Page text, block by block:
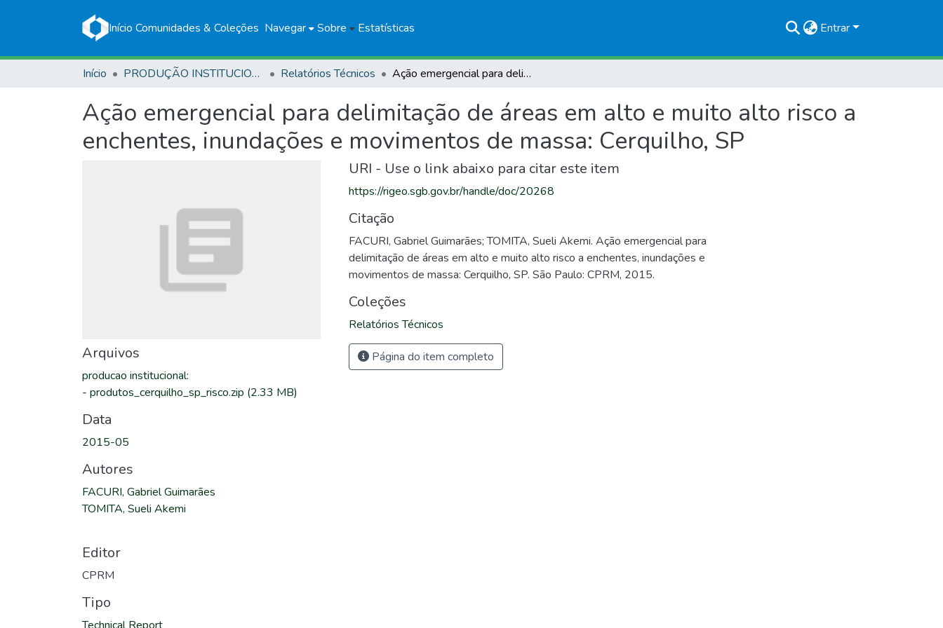
Início Comunidades & Coleções Navegar Sobre Estatísticas Entrar
Início PRODUÇÃO INSTITUCIONAL Relatórios Técnicos Ação emergencial para delimitação de áreas em alto e muito alto risco a enchentes, inundações e movimentos de massa: Cerquilho, SP
Ação emergencial para delimitação de áreas em alto e muito alto risco a
enchentes, inundações e movimentos de massa: Cerquilho, SP
Arquivos
producao institucional:
- produtos_cerquilho_sp_risco.zip (2.33 MB)
Data
2015-05
Autores
FACURI, Gabriel Guimarães
TOMITA, Sueli Akemi
Editor
CPRM
Tipo
URI - Use o link abaixo para citar este item
https://rigeo.sgb.gov.br/handle/doc/20268
Citação
FACURI, Gabriel Guimarães; TOMITA, Sueli Akemi. Ação emergencial para
delimitação de áreas em alto e muito alto risco a enchentes, inundações e
movimentos de massa: Cerquilho, SP. São Paulo: CPRM, 2015.
Coleções
Relatórios Técnicos
Página do item completo